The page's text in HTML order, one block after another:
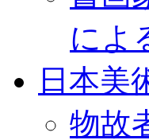
によ
日本美
物故